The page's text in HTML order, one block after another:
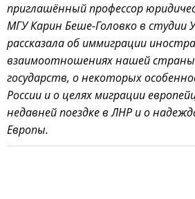
приглашённый профессор
МГУ Карин Беше-Головко в студии
рассказала об иммиграции
взаимоотношениях нашей страны
государств, о некоторых
России и о целях миграции
недавней поездке в ЛНР и о
Европы.